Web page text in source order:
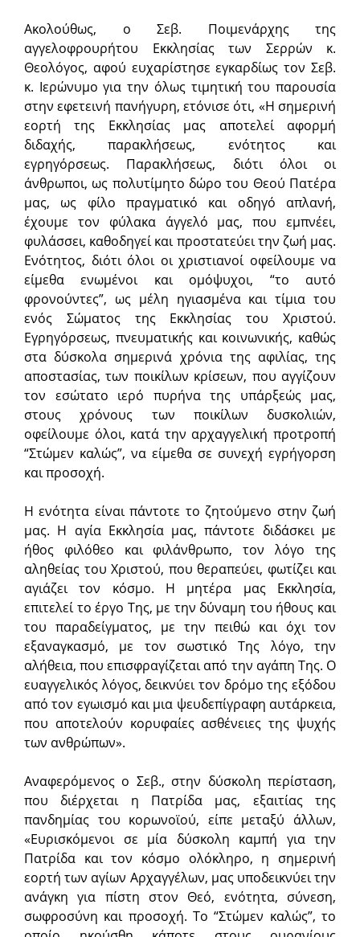
Ακολούθως, ο Σεβ. Ποιμενάρχης της
αγγελοφρουρήτου Εκκλησίας των Σερρών κ.
Θεολόγος, αφού ευχαρίστησε εγκαρδίως τον Σεβ.
κ. Ιερώνυμο για την όλως τιμητική του παρουσία
στην εφετεινή πανήγυρη, ετόνισε ότι, «Η σημερινή
εορτή της Εκκλησίας μας αποτελεί αφορμή
διδαχής, παρακλήσεως, ενότητος και
εγρηγόρσεως. Παρακλήσεως, διότι όλοι οι
άνθρωποι, ως πολυτίμητο δώρο του Θεού Πατέρα
μας, ως φίλο πραγματικό και οδηγό απλανή,
έχουμε τον φύλακα άγγελό μας, που εμπνέει,
φυλάσσει, καθοδηγεί και προστατεύει την ζωή μας.
Ενότητος, διότι όλοι οι χριστιανοί οφείλουμε να
είμεθα ενωμένοι και ομόψυχοι, “το αυτό
φρονούντες”, ως μέλη ηγιασμένα και τίμια του
ενός Σώματος της Εκκλησίας του Χριστού.
Εγρηγόρσεως, πνευματικής και κοινωνικής, καθώς
στα δύσκολα σημερινά χρόνια της αφιλίας, της
αποστασίας, των ποικίλων κρίσεων, που αγγίζουν
τον εσώτατο ιερό πυρήνα της υπάρξεώς μας,
στους χρόνους των ποικίλων δυσκολιών,
οφείλουμε όλοι, κατά την αρχαγγελική προτροπή
“Στώμεν καλώς”, να είμεθα σε συνεχή εγρήγορση
και προσοχή.
Η ενότητα είναι πάντοτε το ζητούμενο στην ζωή
μας. Η αγία Εκκλησία μας, πάντοτε διδάσκει με
ήθος φιλόθεο και φιλάνθρωπο, τον λόγο της
αληθείας του Χριστού, που θεραπεύει, φωτίζει και
αγιάζει τον κόσμο. Η μητέρα μας Εκκλησία,
επιτελεί το έργο Της, με την δύναμη του ήθους και
του παραδείγματος, με την πειθώ και όχι τον
εξαναγκασμό, με τον σωστικό Της λόγο, την
αλήθεια, που επισφραγίζεται από την αγάπη Της. Ο
ευαγγελικός λόγος, δεικνύει τον δρόμο της εξόδου
από τον εγωισμό και μια ψευδεπίγραφη αυτάρκεια,
που αποτελούν κορυφαίες ασθένειες της ψυχής
των ανθρώπων».
Αναφερόμενος ο Σεβ., στην δύσκολη περίσταση,
που διέρχεται η Πατρίδα μας, εξαιτίας της
πανδημίας του κορωνοϊού, είπε μεταξύ άλλων,
«Ευρισκόμενοι σε μία δύσκολη καμπή για την
Πατρίδα και τον κόσμο ολόκληρο, η σημερινή
εορτή των αγίων Αρχαγγέλων, μας υποδεικνύει την
ανάγκη για πίστη στον Θεό, ενότητα, σύνεση,
σωφροσύνη και προσοχή. Το “Στώμεν καλώς”, το